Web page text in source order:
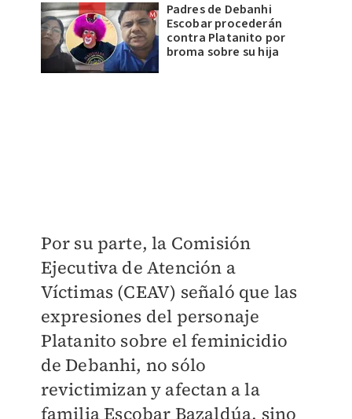
Padres de Debanhi
Escobar procederán
contra Platanito por
broma sobre su hija
Por su parte, la Comisión
Ejecutiva de Atención a
Víctimas (CEAV) señaló que las
expresiones del personaje
Platanito sobre el feminicidio
de Debanhi, no sólo
revictimizan y afectan a la
familia Escobar Bazaldúa, sino